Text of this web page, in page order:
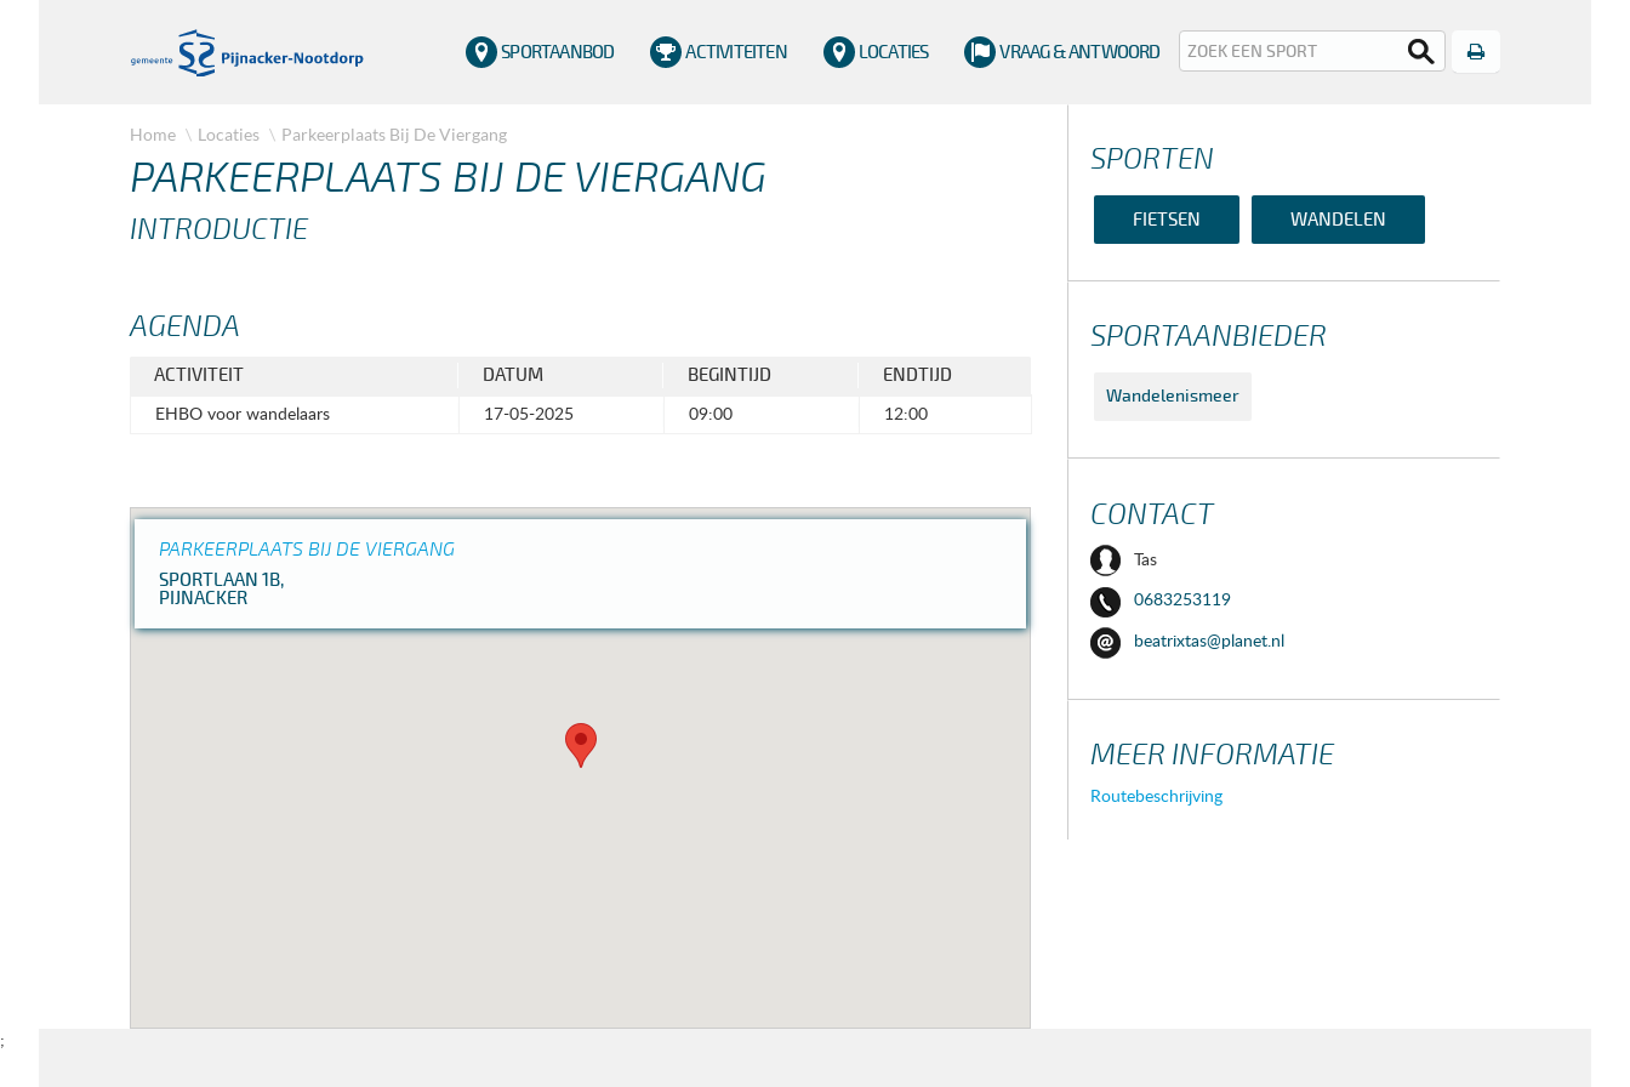
SPORTAANBOD ACTIVITEITEN LOCATIES VRAAG & ANTWOORD Print
Home Locaties Parkeerplaats Bij De Viergang
PARKEERPLAATS BIJ DE VIERGANG
INTRODUCTIE
AGENDA
ACTIVITEIT DATUM BEGINTIJD ENDTIJD
EHBO voor wandelaars 17-05-2025 09:00 12:00
PARKEERPLAATS BIJ DE VIERGANG
SPORTLAAN 1B,
PIJNACKER
SPORTEN
FIETSEN WANDELEN
SPORTAANBIEDER
Wandelenismeer
CONTACT
Tas
0683253119
beatrixtas@planet.nl
MEER INFORMATIE
Routebeschrijving
;